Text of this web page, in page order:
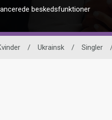
beskedsfunktioner
/ Ukrainsk / Singler